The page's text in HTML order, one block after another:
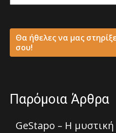
Θα ήθελες να μας
σου!
Παρόμοια Άρθρα
GeStapo – Η